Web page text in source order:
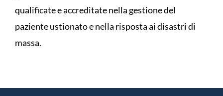
qualificate e accreditate nella gestione del
paziente ustionato e nella risposta ai disastri di
massa.